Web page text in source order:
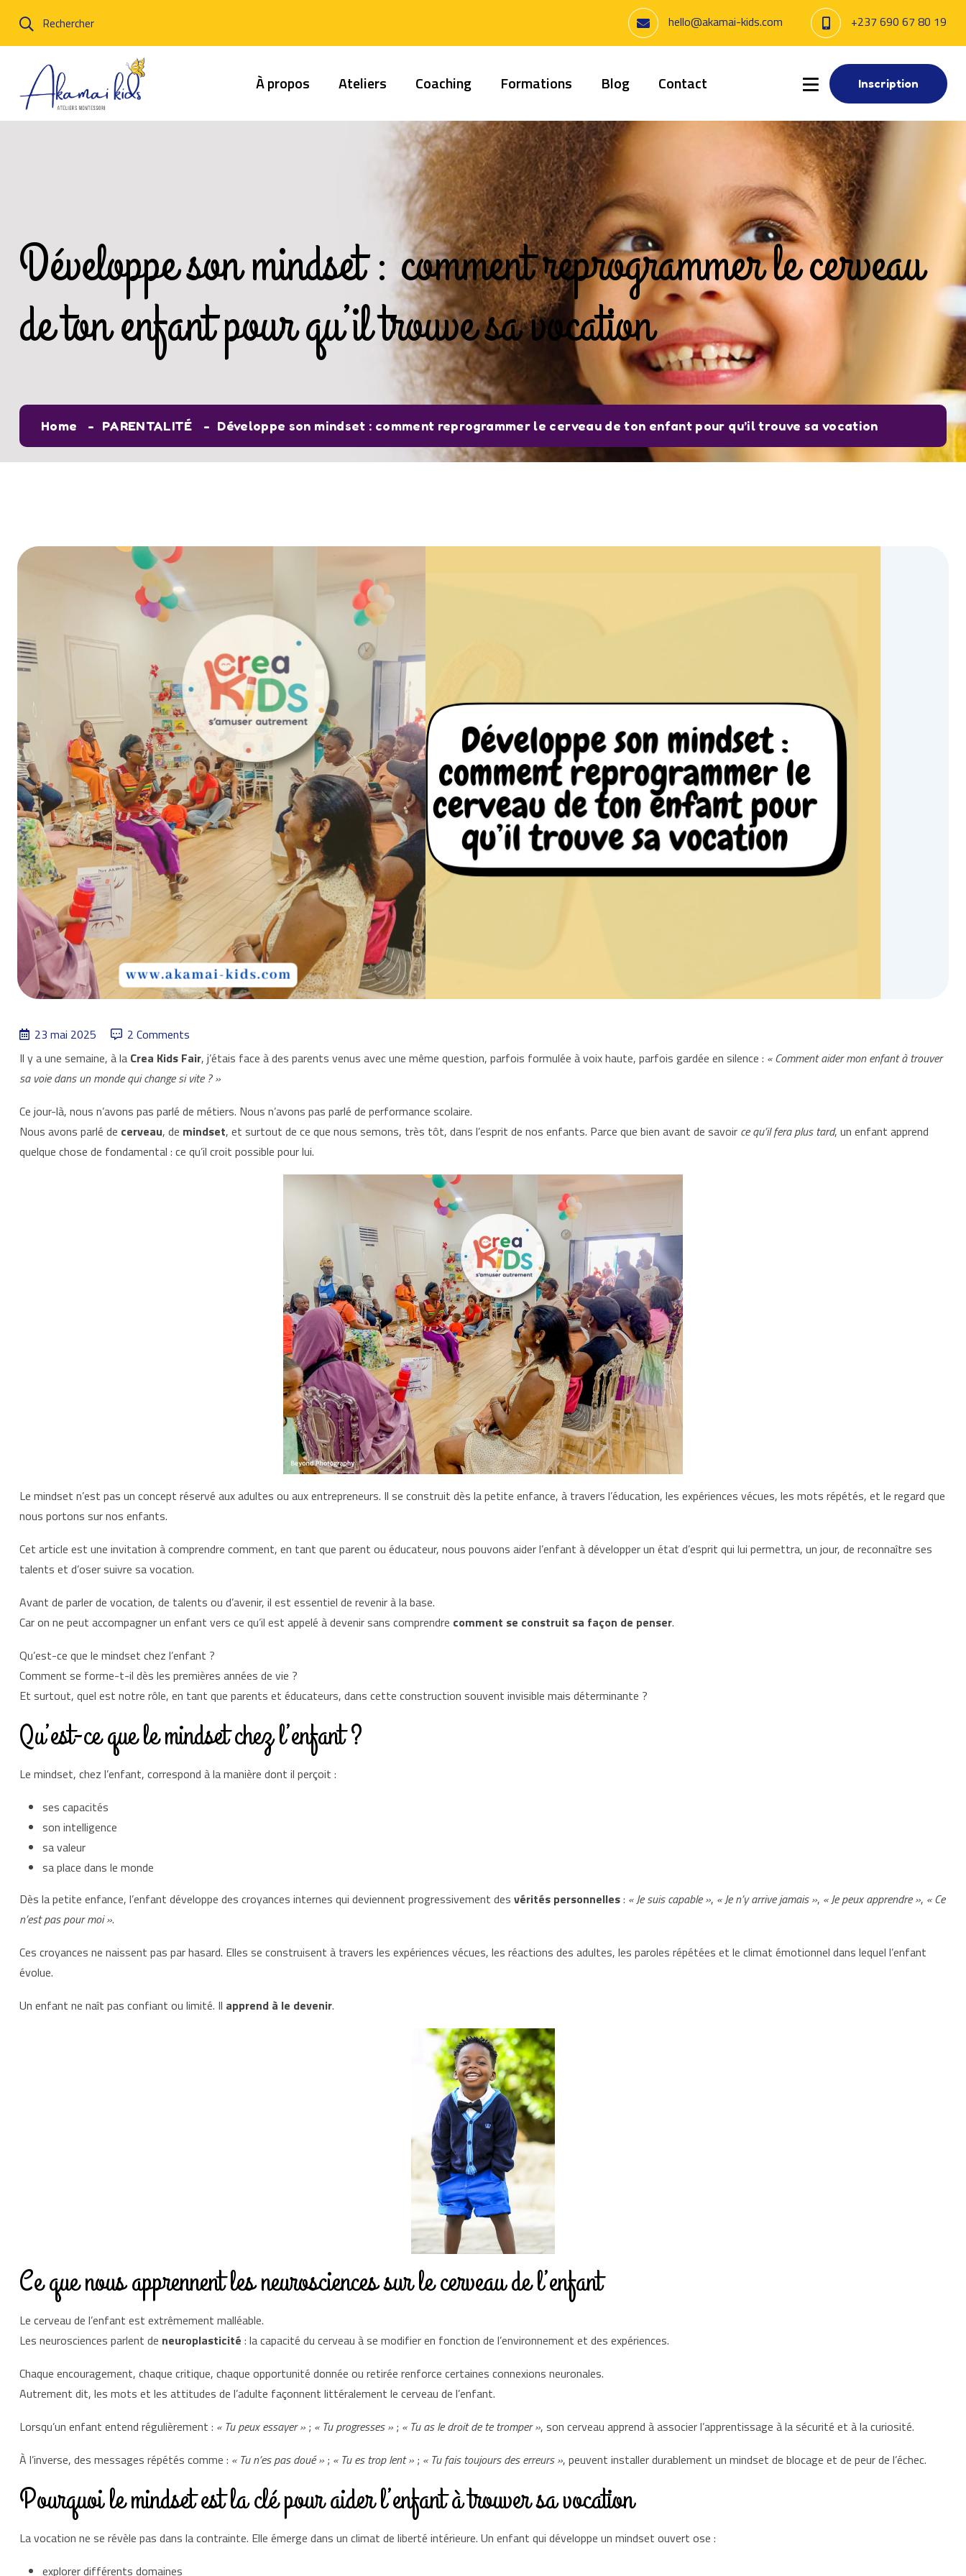
Rechercher hello@akamai-kids.com +237 690 67 80 19
À propos Ateliers Coaching Formations Blog Contact Inscription
Développe son mindset : comment reprogrammer le cerveau
de ton enfant pour qu’il trouve sa vocation
Home PARENTALITÉ Développe son mindset : comment reprogrammer le cerveau de ton enfant pour qu’il trouve sa vocation
23 mai 2025
2 Comments
Il y a une semaine, à la Crea Kids Fair, j’étais face à des parents venus avec une même question, parfois formulée à voix haute, parfois gardée en silence : « Comment aider mon enfant à trouver
sa voie dans un monde qui change si vite ? »
Ce jour-là, nous n’avons pas parlé de métiers. Nous n’avons pas parlé de performance scolaire.
Nous avons parlé de cerveau, de mindset, et surtout de ce que nous semons, très tôt, dans l’esprit de nos enfants. Parce que bien avant de savoir ce qu’il fera plus tard, un enfant apprend
quelque chose de fondamental : ce qu’il croit possible pour lui.
Le mindset n’est pas un concept réservé aux adultes ou aux entrepreneurs. Il se construit dès la petite enfance, à travers l’éducation, les expériences vécues, les mots répétés, et le regard que
nous portons sur nos enfants.
Cet article est une invitation à comprendre comment, en tant que parent ou éducateur, nous pouvons aider l’enfant à développer un état d’esprit qui lui permettra, un jour, de reconnaître ses
talents et d’oser suivre sa vocation.
Avant de parler de vocation, de talents ou d’avenir, il est essentiel de revenir à la base.
Car on ne peut accompagner un enfant vers ce qu’il est appelé à devenir sans comprendre comment se construit sa façon de penser.
Qu’est-ce que le mindset chez l’enfant ?
Comment se forme-t-il dès les premières années de vie ?
Et surtout, quel est notre rôle, en tant que parents et éducateurs, dans cette construction souvent invisible mais déterminante ?
Qu’est-ce que le mindset chez l’enfant ?
Le mindset, chez l’enfant, correspond à la manière dont il perçoit :
ses capacités
son intelligence
sa valeur
sa place dans le monde
Dès la petite enfance, l’enfant développe des croyances internes qui deviennent progressivement des vérités personnelles: « Je suis capable », « Je n’y arrive jamais », « Je peux apprendre », « Ce
n’est pas pour moi ».
Ces croyances ne naissent pas par hasard. Elles se construisent à travers les expériences vécues, les réactions des adultes, les paroles répétées et le climat émotionnel dans lequel l’enfant
évolue.
Un enfant ne naît pas confiant ou limité. Il apprend à le devenir.
Ce que nous apprennent les neurosciences sur le cerveau de l’enfant
Le cerveau de l’enfant est extrêmement malléable.
Les neurosciences parlent de neuroplasticité : la capacité du cerveau à se modifier en fonction de l’environnement et des expériences.
Chaque encouragement, chaque critique, chaque opportunité donnée ou retirée renforce certaines connexions neuronales.
Autrement dit, les mots et les attitudes de l’adulte façonnent littéralement le cerveau de l’enfant.
Lorsqu’un enfant entend régulièrement : « Tu peux essayer » ; « Tu progresses » ; « Tu as le droit de te tromper », son cerveau apprend à associer l’apprentissage à la sécurité et à la curiosité.
À l’inverse, des messages répétés comme : « Tu n’es pas doué » ; « Tu es trop lent » ; « Tu fais toujours des erreurs », peuvent installer durablement un mindset de blocage et de peur de l’échec.
Pourquoi le mindset est la clé pour aider l’enfant à trouver sa vocation
La vocation ne se révèle pas dans la contrainte. Elle émerge dans un climat de liberté intérieure. Un enfant qui développe un mindset ouvert ose :
explorer différents domaines